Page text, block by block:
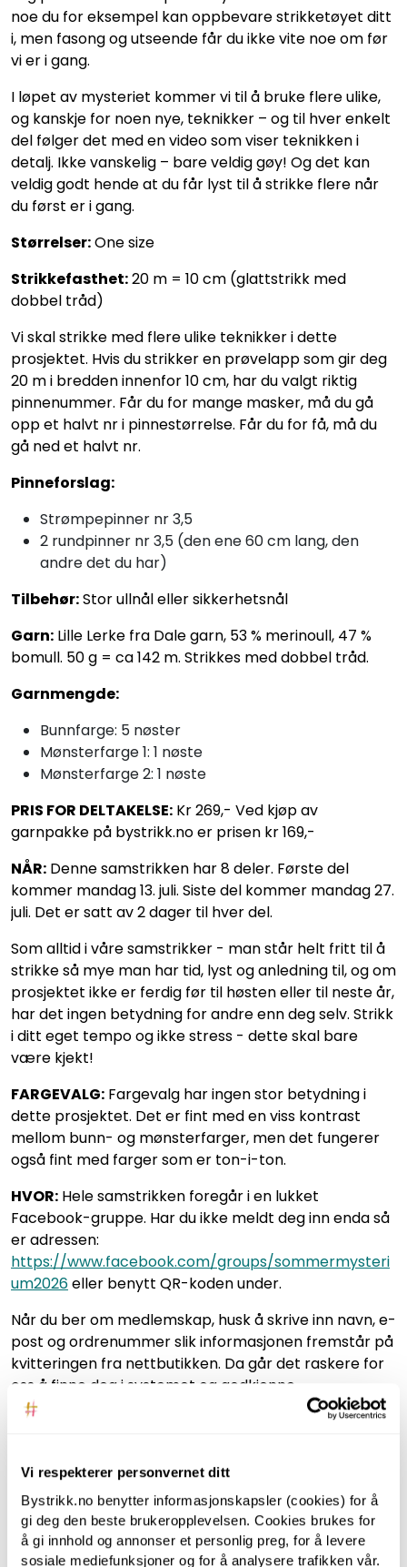
Vi respekterer personvernet ditt
Bystrikk.no benytter informasjonskapsler (cookies) for å
gi deg den beste brukeropplevelsen. Cookies brukes for
å gi innhold og annonser et personlig preg, for å levere
sosiale mediefunksjoner og for å analysere trafikken vår.
noe du for eksempel kan oppbevare strikketøyet ditt
i, men fasong og utseende får du ikke vite noe om før
vi er i gang.
I løpet av mysteriet kommer vi til å bruke flere ulike,
og kanskje for noen nye, teknikker – og til hver enkelt
del følger det med en video som viser teknikken i
detalj. Ikke vanskelig – bare veldig gøy! Og det kan
veldig godt hende at du får lyst til å strikke flere når
du først er i gang.
Størrelser:One size
Strikkefasthet:20 m = 10 cm (glattstrikk med
dobbel tråd)
Vi skal strikke med flere ulike teknikker i dette
prosjektet. Hvis du strikker en prøvelapp som gir deg
20 m i bredden innenfor 10 cm, har du valgt riktig
pinnenummer. Får du for mange masker, må du gå
opp et halvt nr i pinnestørrelse. Får du for få, må du
gå ned et halvt nr.
Pinneforslag:
Strømpepinner nr 3,5
2 rundpinner nr 3,5 (den ene 60 cm lang, den
andre det du har)
Tilbehør:Stor ullnål eller sikkerhetsnål
Garn: Lille Lerke fra Dale garn, 53 % merinoull, 47 %
bomull. 50 g = ca 142 m. Strikkes med dobbel tråd.
Garnmengde:
Bunnfarge: 5 nøster
Mønsterfarge 1: 1 nøste
Mønsterfarge 2: 1 nøste
PRIS FOR DELTAKELSE: Kr 269,- Ved kjøp av
garnpakke på bystrikk.no er prisen kr 169,-
NÅR: Denne samstrikken har 8 deler. Første del
kommer mandag 13. juli. Siste del kommer mandag 27.
juli. Det er satt av 2 dager til hver del.
Som alltid i våre samstrikker - man står helt fritt til å
strikke så mye man har tid, lyst og anledning til, og om
prosjektet ikke er ferdig før til høsten eller til neste år,
har det ingen betydning for andre enn deg selv. Strikk
i ditt eget tempo og ikke stress - dette skal bare
være kjekt!
FARGEVALG: Fargevalg har ingen stor betydning i
dette prosjektet. Det er fint med en viss kontrast
mellom bunn- og mønsterfarger, men det fungerer
også fint med farger som er ton-i-ton.
HVOR: Hele samstrikken foregår i en lukket
Facebook-gruppe. Har du ikke meldt deg inn enda så
er adressen:
https://www.facebook.com/groups/sommermysteri
um2026eller benytt QR-koden under.
Når du ber om medlemskap, husk å skrive inn navn, e-
post og ordrenummer slik informasjonen fremstår på
kvitteringen fra nettbutikken. Da går det raskere for
oss å finne deg i systemet og godkjenne
medlemskapet.
det her:https://www.bystrikk.no/by-mysterium-kun-
deltakelse
Tilbehørsprodukter